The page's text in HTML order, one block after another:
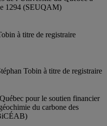
1294 (SEUQAM)
à titre de registraire
Tobin à titre de registraire
pour le soutien financier
du carbone des